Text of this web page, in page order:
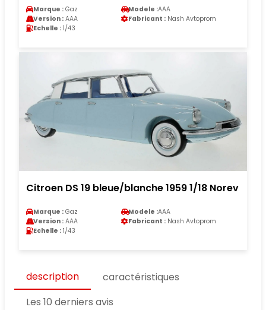
Marque : Gaz Modele :AAA
Version : AAA Fabricant : Nash Avtoprom
Echelle : 1/43
Citroen DS 19 bleue/blanche 1959 1/18 Norev
Marque : Gaz Modele :AAA
Version : AAA Fabricant : Nash Avtoprom
Echelle : 1/43
description
caractéristiques
Les 10 derniers avis